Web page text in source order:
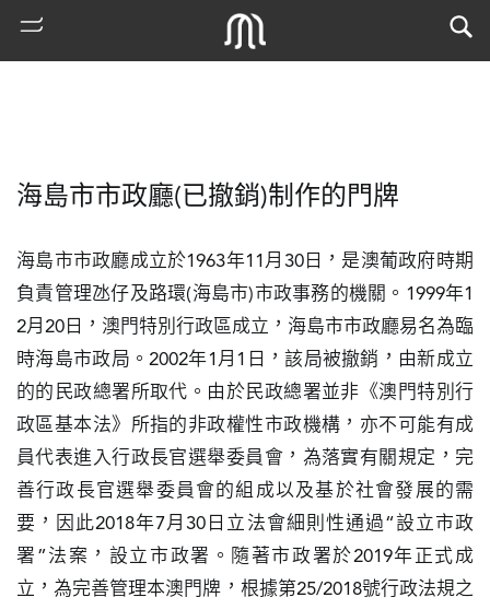
古
地
圖
媽
閣
海島市市政廳(已撤銷)制作的門牌
海島市市政廳成立於1963年11月30日，是澳葡政府時期
負責管理氹仔及路環(海島市)市政事務的機關。1999年1
2月20日，澳門特別行政區成立，海島市市政廳易名為臨
時海島市政局。2002年1月1日，該局被撤銷，由新成立
的的民政總署所取代。由於民政總署並非《澳門特別行
政區基本法》所指的非政權性市政機構，亦不可能有成
員代表進入行政長官選舉委員會，為落實有關規定，完
善行政長官選舉委員會的組成以及基於社會發展的需
要，因此2018年7月30日立法會細則性通過“設立市政
署”法案，設立市政署。隨著市政署於2019年正式成
立，為完善管理本澳門牌，根據第25/2018號行政法規之